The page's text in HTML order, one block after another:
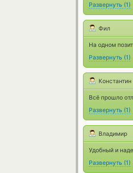
Развернуть (1)
Фил
На одном
Развернуть (1)
Константин
Всё прошло
Развернуть (1)
Владимир
Удобный и
Развернуть (1)